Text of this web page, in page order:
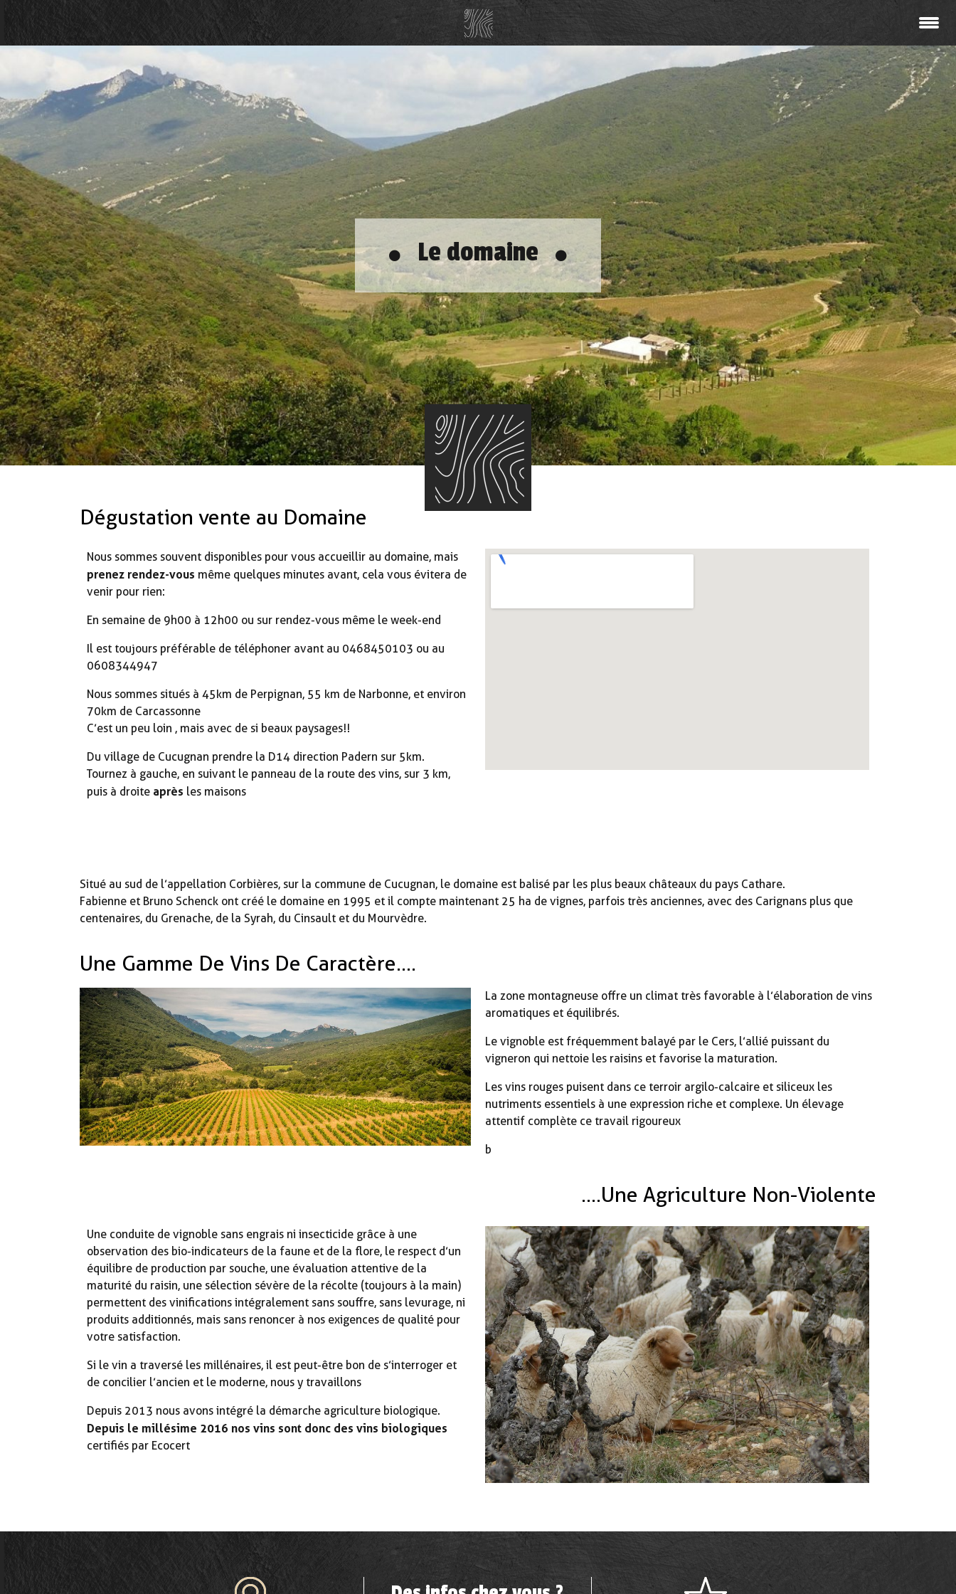
Le domaine
Dégustation vente au Domaine
Nous sommes souvent disponibles pour vous accueillir au domaine, mais
prenez rendez-vous même quelques minutes avant, cela vous évitera de
venir pour rien:
En semaine de 9h00 à 12h00 ou sur rendez-vous même le week-end
Il est toujours préférable de téléphoner avant au 0468450103 ou au
0608344947
Nous sommes situés à 45km de Perpignan, 55 km de Narbonne, et environ
70km de Carcassonne
C’est un peu loin , mais avec de si beaux paysages!!
Du village de Cucugnan prendre la D14 direction Padern sur 5km.
Tournez à gauche, en suivant le panneau de la route des vins, sur 3 km,
puis à droite après les maisons
Situé au sud de l’appellation Corbières, sur la commune de Cucugnan, le domaine est balisé par les plus beaux châteaux du pays Cathare.
Fabienne et Bruno Schenck ont créé le domaine en 1995 et il compte maintenant 25 ha de vignes, parfois très anciennes, avec des Carignans plus que
centenaires, du Grenache, de la Syrah, du Cinsault et du Mourvèdre.
Une Gamme De Vins De Caractère....
La zone montagneuse offre un climat très favorable à l’élaboration de vins
aromatiques et équilibrés.
Le vignoble est fréquemment balayé par le Cers, l’allié puissant du
vigneron qui nettoie les raisins et favorise la maturation.
Les vins rouges puisent dans ce terroir argilo-calcaire et siliceux les
nutriments essentiels à une expression riche et complexe. Un élevage
attentif complète ce travail rigoureux
b
....Une Agriculture Non-Violente
Une conduite de vignoble sans engrais ni insecticide grâce à une
observation des bio-indicateurs de la faune et de la flore, le respect d’un
équilibre de production par souche, une évaluation attentive de la
maturité du raisin, une sélection sévère de la récolte (toujours à la main)
permettent des vinifications intégralement sans souffre, sans levurage, ni
produits additionnés, mais sans renoncer à nos exigences de qualité pour
votre satisfaction.
Si le vin a traversé les millénaires, il est peut-être bon de s’interroger et
de concilier l’ancien et le moderne, nous y travaillons
Depuis 2013 nous avons intégré la démarche agriculture biologique.
Depuis le millésime 2016 nos vins sont donc des vins biologiques
certifiés par Ecocert